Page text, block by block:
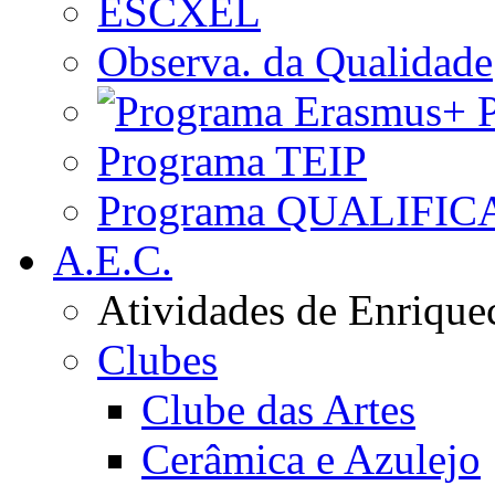
ESCXEL
Observa. da Qualidade
Programa TEIP
Programa
A.E.C.
Atividades de
Clubes
Clube das Artes
Cerâmica e Azulejo